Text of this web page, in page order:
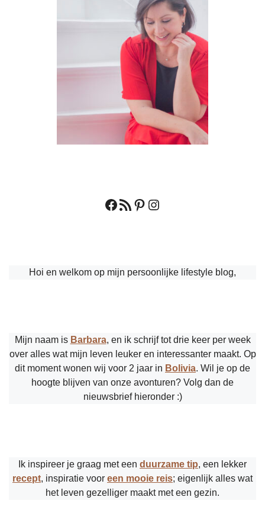
Facebook
RSS feedPinterest
Instagram
Hoi en welkom op mijn persoonlijke lifestyle blog,
Mijn naam is Barbara, en ik schrijf tot drie keer per week
over alles wat mijn leven leuker en interessanter maakt. Op
dit moment wonen wij voor 2 jaar in Bolivia. Wil je op de
hoogte blijven van onze avonturen? Volg dan de
nieuwsbrief hieronder :)
Ik inspireer je graag met een duurzame tip, een lekker
recept, inspiratie voor een mooie reis; eigenlijk alles wat
het leven gezelliger maakt met een gezin.